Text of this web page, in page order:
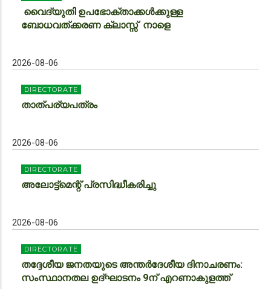
വൈദ്യുതി ഉപഭോക്താക്കള്‍ക്കുള്ള
ബോധവത്ക്കരണ ക്ലാസ്സ് നാളെ
2026-08-06
DIRECTORATE
താത്പര്യപത്രം
2026-08-06
DIRECTORATE
അലോട്ട്‌മെന്റ് പ്രസിദ്ധീകരിച്ചു
2026-08-06
DIRECTORATE
തദ്ദേശീയ ജനതയുടെ അന്തർദേശീയ ദിനാചരണം:
സംസ്ഥാനതല ഉദ്ഘാടനം 9ന് എറണാകുളത്ത്